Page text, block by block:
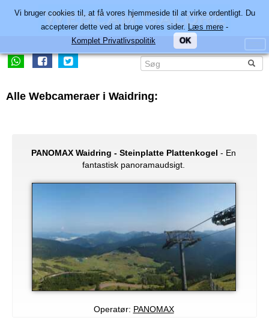
Alle Webcameraer i Waidring:
PANOMAX Waidring - Steinplatte Plattenkogel - En
fantastisk panoramaudsigt.
Operatør: PANOMAX
Vi bruger cookies til, at få vores hjemmeside til at virke ordentligt. Du
accepterer dette ved at bruge vores sider. Læs mere -
Komplet Privatlivspolitik
OK